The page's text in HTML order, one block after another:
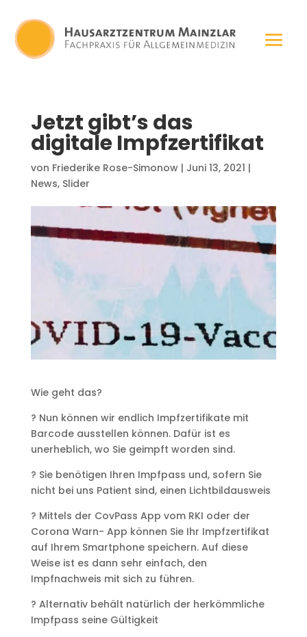
Jetzt gibt’s das
digitale Impfzertifikat
von Friederike Rose-Simonow| Juni 13, 2021 |
News, Slider
Wie geht das?
? Nun können wir endlich Impfzertifikate mit
Barcode ausstellen können. Dafür ist es
unerheblich, wo Sie geimpft worden sind.
? Sie benötigen Ihren Impfpass und, sofern Sie
nicht bei uns Patient sind, einen Lichtbildausweis
? Mittels der CovPass App vom RKI oder der
Corona Warn- App können Sie Ihr Impfzertifikat
auf Ihrem Smartphone speichern. Auf diese
Weise ist es dann sehr einfach, den
Impfnachweis mit sich zu führen.
? Alternativ behält natürlich der herkömmliche
Impfpass seine Gültigkeit